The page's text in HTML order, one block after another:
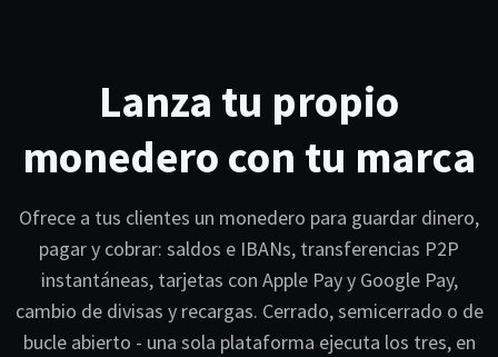
Lanza tu propio
monedero con tu marca
Ofrece a tus clientes un monedero para guardar dinero,
pagar y cobrar: saldos e IBANs, transferencias P2P
instantáneas, tarjetas con Apple Pay y Google Pay,
cambio de divisas y recargas. Cerrado, semicerrado o de
bucle abierto - una sola plataforma ejecuta los tres, en